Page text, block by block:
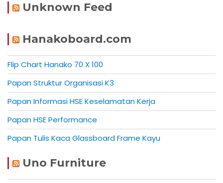
Unknown Feed
Hanakoboard.com
Flip Chart Hanako 70 X 100
Papan Struktur Organisasi K3
Papan Informasi HSE Keselamatan Kerja
Papan HSE Performance
Papan Tulis Kaca Glassboard Frame Kayu
Uno Furniture